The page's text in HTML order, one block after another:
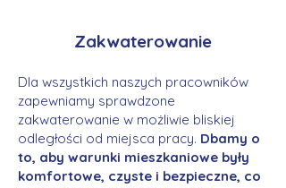
Zakwaterowanie
Dla wszystkich naszych pracowników
zapewniamy sprawdzone
zakwaterowanie w możliwie bliskiej
odległości od miejsca pracy. Dbamy o
to, aby warunki mieszkaniowe były
komfortowe, czyste i bezpieczne, co